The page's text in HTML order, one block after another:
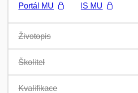
Portál MU
IS MU
Životopis
Školitel
Kvalifikace